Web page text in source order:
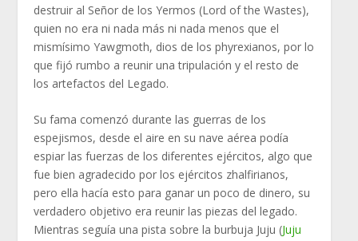
destruir al Señor de los Yermos (Lord of the Wastes),
quien no era ni nada más ni nada menos que el
mismísimo Yawgmoth, dios de los phyrexianos, por lo
que fijó rumbo a reunir una tripulación y el resto de
los artefactos del Legado.
Su fama comenzó durante las guerras de los
espejismos, desde el aire en su nave aérea podía
espiar las fuerzas de los diferentes ejércitos, algo que
fue bien agradecido por los ejércitos zhalfirianos,
pero ella hacía esto para ganar un poco de dinero, su
verdadero objetivo era reunir las piezas del legado.
Mientras seguía una pista sobre la burbuja Juju (Juju